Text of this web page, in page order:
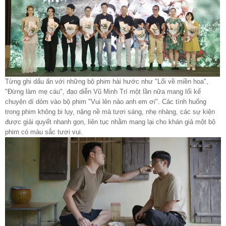
Từng ghi dấu ấn với những bộ phim hài hước như "Lối về miền hoa",
"Đừng làm mẹ cáu", đạo diễn Vũ Minh Trí một lần nữa mang lối kể
chuyện dí dỏm vào bộ phim "Vui lên nào anh em ơi". Các tình huống
trong phim không bi lụy, nặng nề mà tươi sáng, nhẹ nhàng, các sự kiện
được giải quyết nhanh gọn, liên tục nhằm mang lại cho khán giả một bộ
phim có màu sắc tươi vui.